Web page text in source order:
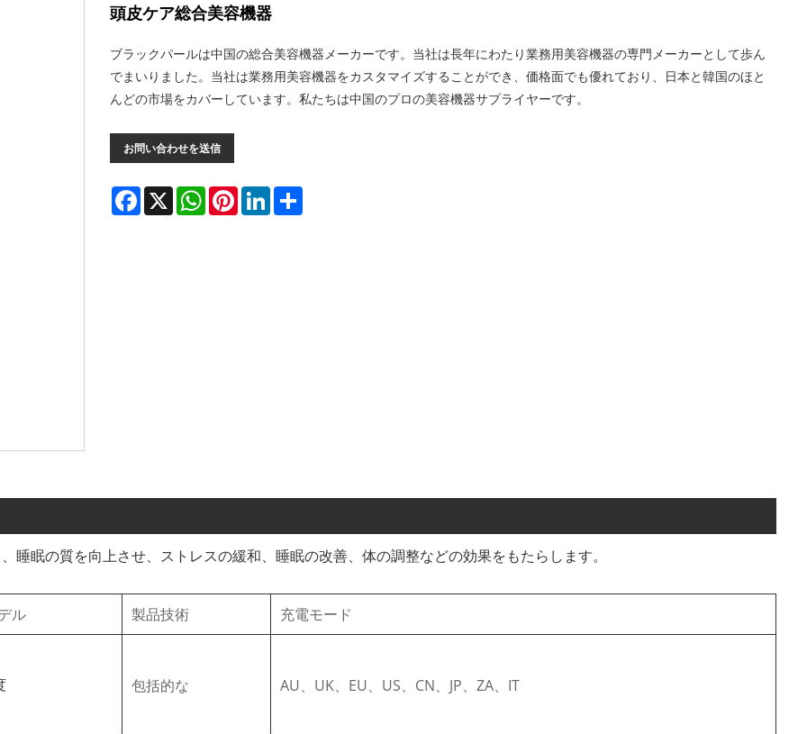
頭皮ケア総合美容機器
ブラックパールは中国の総合美容機器メーカーです。当社は長年にわたり業務用美容機器の専門メーカーとして歩ん
でまいりました。当社は業務用美容機器をカスタマイズすることができ、価格面でも優れており、日本と韓国のほと
んどの市場をカバーしています。私たちは中国のプロの美容機器サプライヤーです。
お問い合わせを送信
Facebook
X WhatsAppPinterestLinkedInShare
眠の質を向上させ、ストレスの緩和、睡眠の改善、体の調整などの効果をもたらします。
ル 製品技術 充電モード
包括的な AU、UK、EU、US、CN、JP、ZA、IT